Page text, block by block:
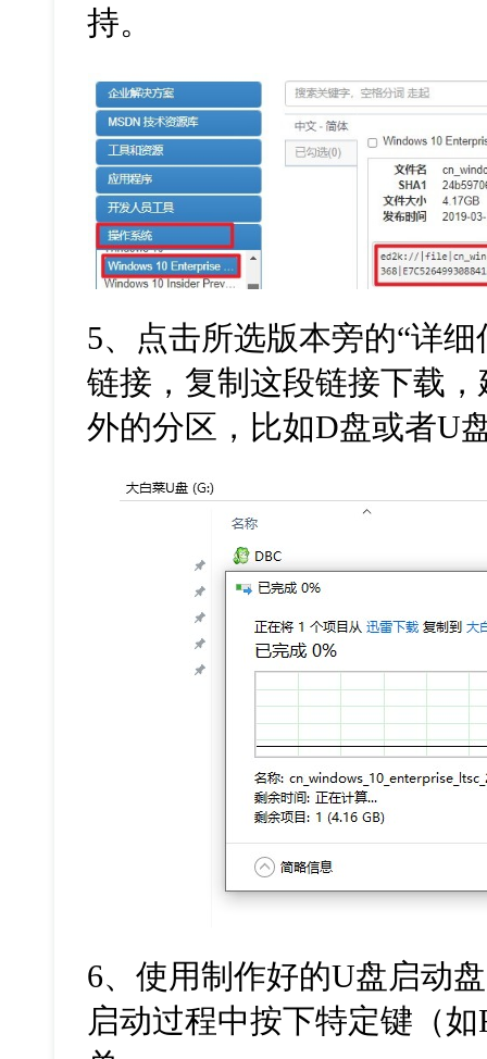
持。
5、点击所选版本旁的“详
链接，复制这段链接下载
外的分区，比如D盘或者U
6、使用制作好的U盘启动
启动过程中按下特定键（